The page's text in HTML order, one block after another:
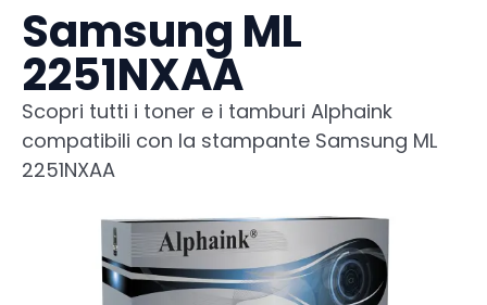
Samsung ML
2251NXAA
Scopri tutti i toner e i tamburi Alphaink
compatibili con la stampante Samsung ML
2251NXAA